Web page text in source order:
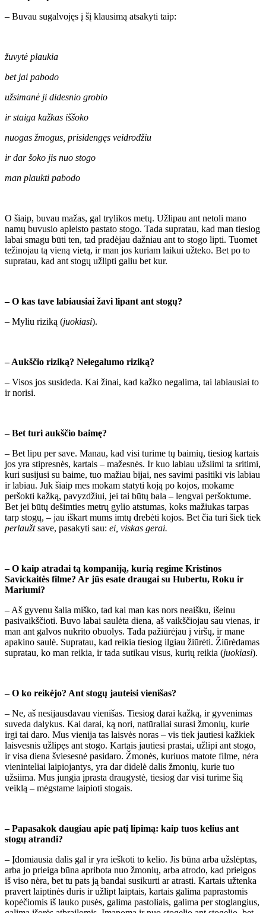
– Buvau sugalvojęs į šį klausimą atsakyti taip:
žuvytė plaukia
bet jai pabodo
užsimanė ji didesnio grobio
ir staiga kažkas iššoko
nuogas žmogus, prisidengęs veidrodžiu
ir dar šoko jis nuo stogo
man plaukti pabodo
O šiaip, buvau mažas, gal trylikos metų. Užlipau ant netoli mano
namų buvusio apleisto pastato stogo. Tada supratau, kad man tiesiog
labai smagu būti ten, tad pradėjau dažniau ant to stogo lipti. Tuomet
težinojau tą vieną vietą, ir man jos kuriam laikui užteko. Bet po to
supratau, kad ant stogų užlipti galiu bet kur.
– O kas tave labiausiai žavi lipant ant stogų?
– Myliu riziką (juokiasi).
– Aukščio riziką? Nelegalumo riziką?
– Visos jos susideda. Kai žinai, kad kažko negalima, tai labiausiai to
ir norisi.
– Bet turi aukščio baimę?
– Bet lipu per save. Manau, kad visi turime tų baimių, tiesiog kartais
jos yra stipresnės, kartais – mažesnės. Ir kuo labiau užsiimi ta sritimi,
kuri susijusi su baime, tuo mažiau bijai, nes savimi pasitiki vis labiau
ir labiau. Juk šiaip mes mokam statyti koją po kojos, mokame
peršokti kažką, pavyzdžiui, jei tai būtų bala – lengvai peršoktume.
Bet jei būtų dešimties metrų gylio atstumas, koks mažiukas tarpas
tarp stogų, – jau iškart mums imtų drebėti kojos. Bet čia turi šiek tiek
perlaužtsave, pasakyti sau: ei, viskas gerai.
– O kaip atradai tą kompaniją, kurią regime Kristinos
Savickaitės filme? Ar jūs esate draugai su Hubertu, Roku ir
Mariumi?
– Aš gyvenu šalia miško, tad kai man kas nors neaišku, išeinu
pasivaikščioti. Buvo labai saulėta diena, aš vaikščiojau sau vienas, ir
man ant galvos nukrito obuolys. Tada pažiūrėjau į viršų, ir mane
apakino saulė. Supratau, kad reikia tiesiog ilgiau žiūrėti. Žiūrėdamas
supratau, ko man reikia, ir tada sutikau visus, kurių reikia (juokiasi).
– O ko reikėjo? Ant stogų jauteisi vienišas?
– Ne, aš nesijausdavau vienišas. Tiesiog darai kažką, ir gyvenimas
suveda dalykus. Kai darai, ką nori, natūraliai surasi žmonių, kurie
irgi tai daro. Mus vienija tas laisvės noras – vis tiek jautiesi kažkiek
laisvesnis užlipęs ant stogo. Kartais jautiesi prastai, užlipi ant stogo,
ir visa diena šviesesnė pasidaro. Žmonės, kuriuos matote filme, nėra
vieninteliai laipiojantys, yra dar didelė dalis žmonių, kurie tuo
užsiima. Mus jungia įprasta draugystė, tiesiog dar visi turime šią
veiklą – mėgstame laipioti stogais.
– Papasakok daugiau apie patį lipimą: kaip tuos kelius ant
stogų atrandi?
– Įdomiausia dalis gal ir yra ieškoti to kelio. Jis būna arba užslėptas,
arba jo prieiga būna apribota nuo žmonių, arba atrodo, kad prieigos
iš viso nėra, bet tu pats ją bandai susikurti ar atrasti. Kartais užtenka
pravert laiptinės duris ir užlipt laiptais, kartais galima paprastomis
kopėčiomis iš lauko pusės, galima pastoliais, galima per stoglangius,